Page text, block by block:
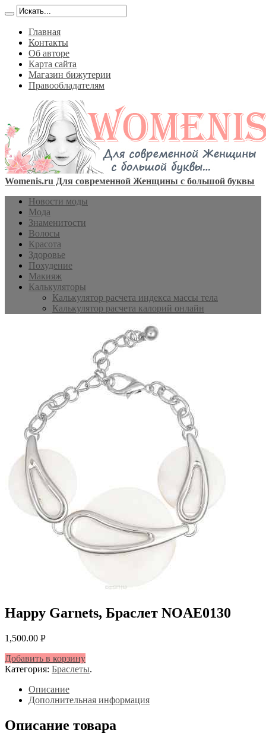
Главная
Контакты
Об авторе
Карта сайта
Магазин бижутерии
Правообладателям
Womenis.ru Для современной Женщины с большой буквы
Новости моды
Мода
Знаменитости
Волосы
Красота
Здоровье
Похудение
Макияж
Калькуляторы
Калькулятор расчета индекса массы тела
Калькулятор расчета калорий онлайн
Happy Garnets, Браслет NOAE0130
1,500.00 Р
Добавить в корзину
Категория: Браслеты.
Описание
Дополнительная информация
Описание товара